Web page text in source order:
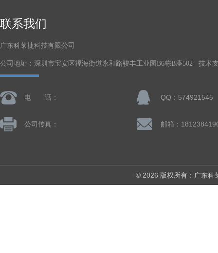
联系我们
广东科莱捷科技有限公司
公司地址：深圳市宝安区福海街道永和路骏丰工业园B6栋B座502 技术
电 话： QQ：574921545
公司传真：
© 2026 版权所有：广东